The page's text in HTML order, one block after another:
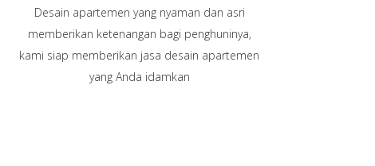
Desain apartemen yang nyaman dan asri
memberikan ketenangan bagi penghuninya,
kami siap memberikan jasa desain apartemen
yang Anda idamkan